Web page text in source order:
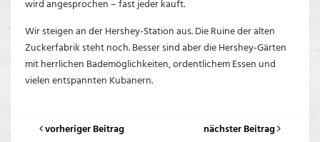
wird angesprochen – fast jeder kauft.
Wir steigen an der Hershey-Station aus. Die Ruine der alten
Zuckerfabrik steht noch. Besser sind aber die Hershey-Gärten
mit herrlichen Bademöglichkeiten, ordentlichem Essen und
vielen entspannten Kubanern.
vorheriger Beitrag nächster Beitrag